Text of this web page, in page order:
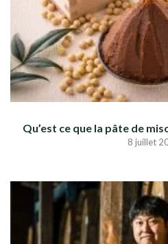
Qu’est ce que la pâte de
8 juillet